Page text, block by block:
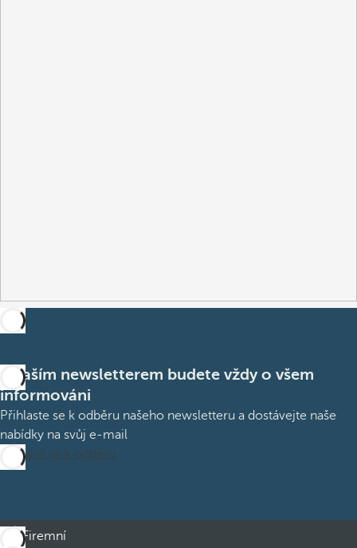
S naším newsletterem budete vždy o všem
informováni
Přihlaste se k odběru našeho newsletteru a dostávejte naše
nabídky na svůj e-mail
Přihlásit se k odběru
Firemní